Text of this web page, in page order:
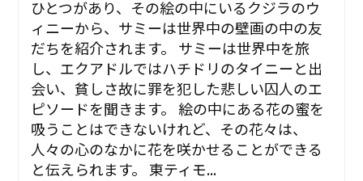
ひとつがあり、その絵の中にいるクジラのウ
ィニーから、サミーは世界中の壁画の中の友
だちを紹介されます。 サミーは世界中を旅
し、エクアドルではハチドリのタイニーと出
会い、貧しさ故に罪を犯した悲しい囚人のエ
ピソードを聞きます。 絵の中にある花の蜜を
吸うことはできないけれど、その花々は、
人々の心のなかに花を咲かせることができる
と伝えられます。 東ティモ...